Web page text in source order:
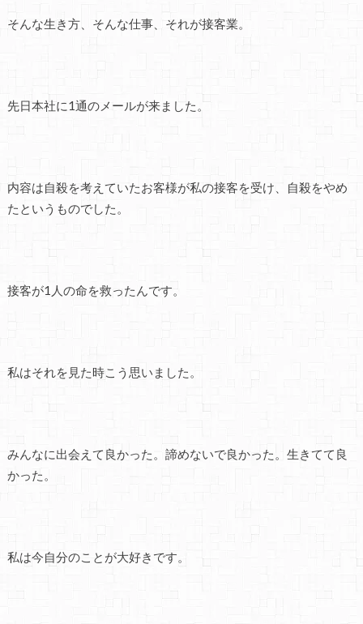
そんな生き方、そんな仕事、それが接客業。
先日本社に1通のメールが来ました。
内容は自殺を考えていたお客様が私の接客を受け、自殺をやめ
たというものでした。
接客が1人の命を救ったんです。
私はそれを見た時こう思いました。
みんなに出会えて良かった。諦めないで良かった。生きてて良
かった。
私は今自分のことが大好きです。